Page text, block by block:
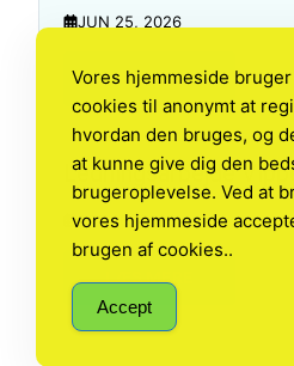
JUN 25, 2026
LÆS MERE
Ledningsarbejde
APR 16, 2026
Vores hjemmeside bruger
cookies til anonymt at
hvordan den bruges, og
at kunne give dig den
brugeroplevelse. Ved at
vores hjemmeside
brugen af cookies..
Accept